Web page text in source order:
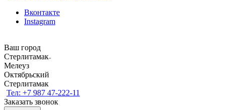
Вконтакте
Instagram
Ваш город
Стерлитамак
Мелеуз
Октябрьский
Стерлитамак
Тел: +7 987 47-222-11
Заказать звонок